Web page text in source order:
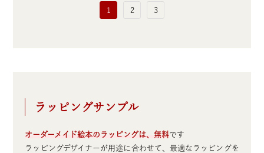
『大切に飾っておく』と袋に戻して部屋に持ってい
ご報告が長くなってすみませんでした。
この度は本当にありがとうございました。
1 2 3
ラッピングサンプル
オーダーメイド絵本のラッピングは、無料です
ラッピングデザイナーが用途に合わせて、最適なラッピングを